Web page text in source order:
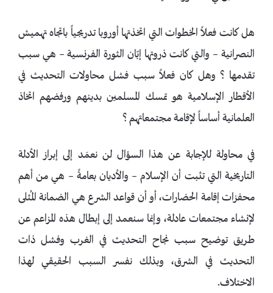
هل كانت فعلاً الخطوات التي اتخذتها أوروبا تدريجياً باتجاه تهميش
النصرانية – والتي كانت ذروتها إبّان الثورة الفرنسية – هي سبب
تقدمها ؟ وهل كان فعلاً سبب فشل محاولات التحديث في
الأقطار الإسلامية هو تمسك المسلمين بدينهم ورفضهم اتخاذ
العلمانية أساساً لإقامة مجتمعاتهم ؟
في محاولة للإجابة عن هذا السؤال لن نعمَد إلى إبراز الأدلة
التاريخية التي تثبت أن الإسلام – والأديان بعامةً – هي من أهم
محفزات إقامة الحضارات، أو أن قواعد الشرع هي الضمانة المُثلى
لإنشاء مجتمعات عادلة، وإنما سنعمد إلى إبطال هذه المزاعم عن
طريق توضيح سبب نجاح التحديث في الغرب وفشل ذات
التحديث في الشرق، وبذلك نفسر السبب الحقيقي لهذا
الاختلاف.